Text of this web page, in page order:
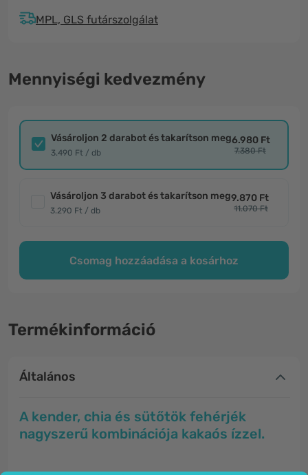
MPL, GLS futárszolgálat
Mennyiségi kedvezmény
Vásároljon 2 darabot és takarítson meg
3.490 Ft / db
6.980 Ft
7.380 Ft
Vásároljon 3 darabot és takarítson meg
3.290 Ft / db
9.870 Ft
11.070 Ft
Csomag hozzáadása a kosárhoz
Termékinformáció
Általános
A kender, chia és sütőtök fehérjék
nagyszerű kombinációja kakaós ízzel.